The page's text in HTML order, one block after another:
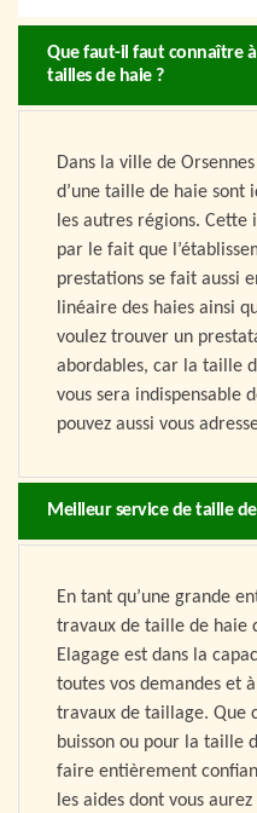
Que faut-il faut connaître
tailles de haie ?
Dans la ville de
d’une taille de haie sont
les autres régions. Cette
par le fait que
prestations se fait aussi
linéaire des haies ainsi
voulez trouver un
abordables, car la taille
vous sera indispensable
pouvez aussi vous
Meilleur service de taille
En tant qu’une grande
travaux de taille de haie
Elagage est dans la
toutes vos demandes et
travaux de taillage. Que
buisson ou pour la taille
faire entièrement
les aides dont vous